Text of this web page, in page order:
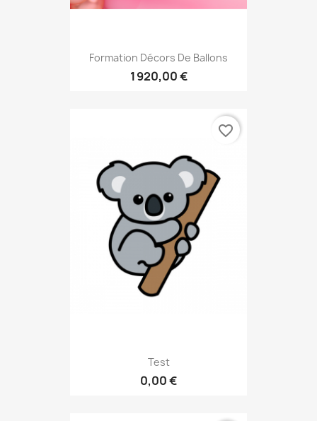
Formation Décors De Ballons
1 920,00 €
Test
0,00 €
favorite_border